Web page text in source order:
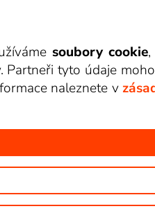
sledovat v Lepší.TV.
soubory cookie,
tyto údaje
naleznete v